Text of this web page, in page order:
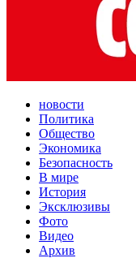
новости
Политика
Общество
Экономика
Безопасность
В мире
История
Эксклюзивы
Фото
Видео
Архив